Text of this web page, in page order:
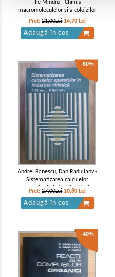
Ilie Mindru - Chimia
macromoleculelor si a coloizilor
Pret:21,00Lei 14,70 Lei
Adaugă în coș
-60%
Andrei Banescu, Dan Radulianv -
Sistematizarea calculelor
aparatelor in industria chimica
Pret:27,00Lei 10,80 Lei
Adaugă în coș
-40%